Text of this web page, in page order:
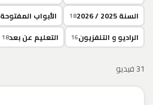
السنة 2025 / 2026 18 الأبواب المفتوحة
الراديو و التلفزيون16 التعليم عن بعد18
31 فيديو